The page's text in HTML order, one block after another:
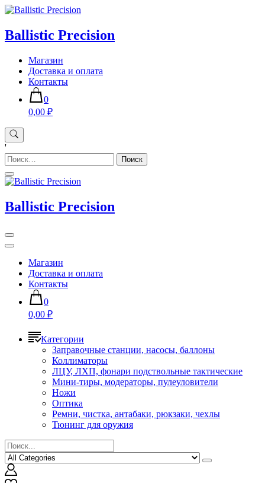
Skip
content
Ballistic Precision
Магазин
Доставка и оплата
Контакты
0
0,00 ₽
'
Найти:
Ballistic Precision
Магазин
Доставка и оплата
Контакты
0
0,00 ₽
Категории
Заправочные станции, насосы, баллоны
Коллиматоры
ЛЦУ, ЛХП, фонари подствольные тактические
Мини-тиры, модераторы, пулеуловители
Ножи
Оптика
Ремни, чистка, антабаки, рюкзаки, чехлы
Тюнинг для оружия